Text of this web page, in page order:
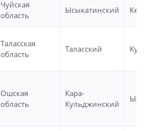
Чуйская
область
Ысыкатинский
Таласская
область
Таласский
Ошская
область
Кара-
Кульджинский